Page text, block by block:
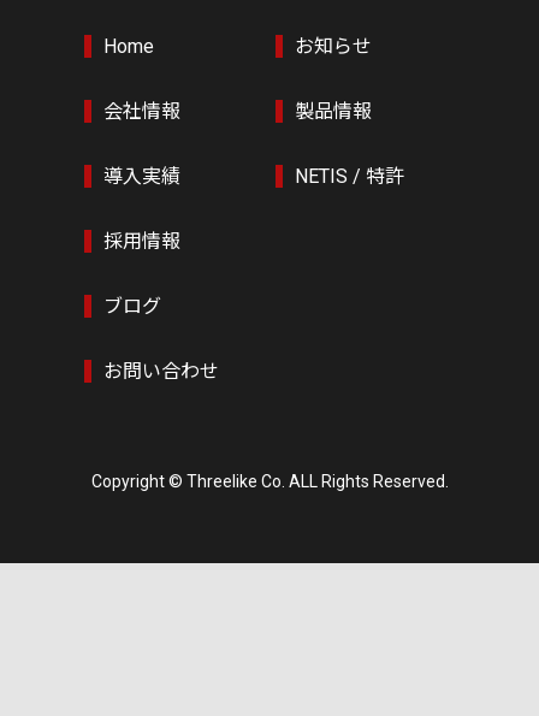
Home お知らせ
会社情報 製品情報
導入実績 NETIS / 特許
採用情報
ブログ
お問い合わせ
Copyright © Threelike Co. ALL Rights Reserved.